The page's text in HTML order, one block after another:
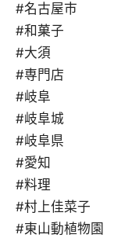
#名古屋市
#和菓子
#大須
#専門店
#岐阜
#岐阜城
#岐阜県
#愛知
#料理
#村上佳菜子
#東山動植物園